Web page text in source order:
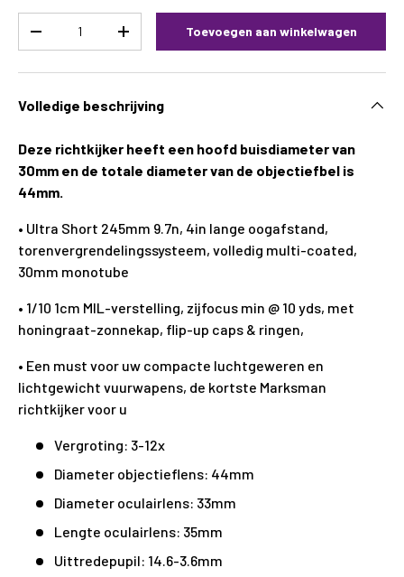
-
+ Toevoegen aan winkelwagen
Volledige beschrijving
Deze richtkijker heeft een hoofd buisdiameter van
30mm en de totale diameter van de objectiefbel is
44mm.
• Ultra Short 245mm 9.7n, 4in lange oogafstand,
torenvergrendelingssysteem, volledig multi-coated,
30mm monotube
• 1/10 1cm MIL-verstelling, zijfocus min @ 10 yds, met
honingraat-zonnekap, flip-up caps & ringen,
• Een must voor uw compacte luchtgeweren en
lichtgewicht vuurwapens, de kortste Marksman
richtkijker voor u
Vergroting: 3-12x
Diameter objectieflens: 44mm
Diameter oculairlens: 33mm
Lengte oculairlens: 35mm
Uittredepupil: 14.6-3.6mm